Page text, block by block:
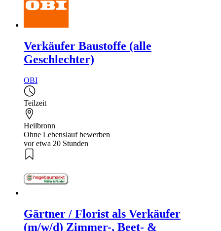
Verkäufer Baustoffe (alle
Geschlechter)
OBI
Teilzeit
Heilbronn
Ohne Lebenslauf bewerben
vor etwa 20 Stunden
Gärtner / Florist als Verkäufer
(m/w/d) Zimmer-, Beet- &